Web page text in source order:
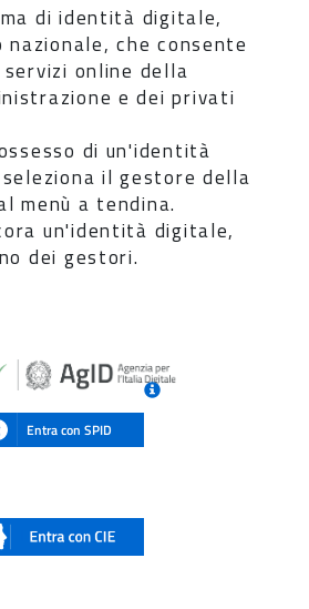
di identità digitale,
che consente
online della
e dei privati
di un'identità
il gestore della
menù a tendina.
un'identità digitale,
dei gestori.
Entra con SPID